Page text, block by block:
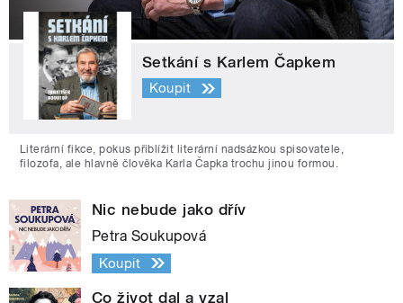
Setkání s Karlem Čapkem
Koupit
Literární fikce, pokus přiblížit literární nadsázkou spisovatele,
filozofa, ale hlavně člověka Karla Čapka trochu jinou formou.
Nic nebude jako dřív
Petra Soukupová
Koupit
Co život dal a vzal